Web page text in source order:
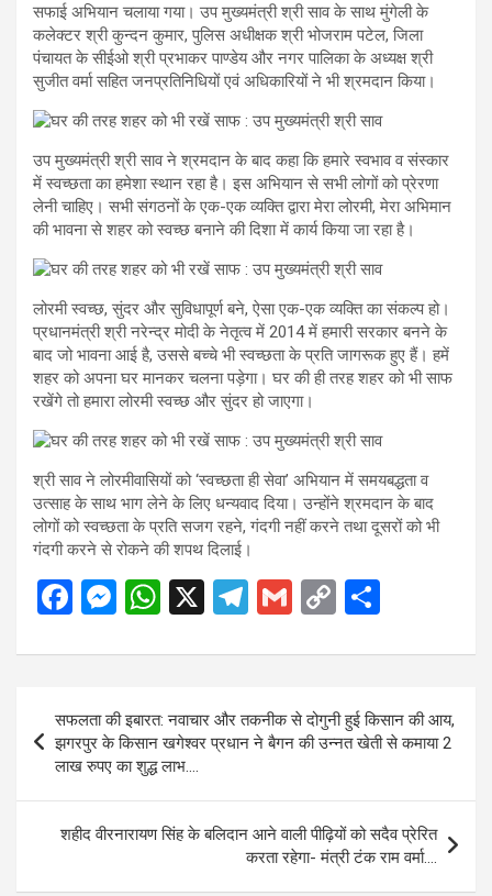
सफाई अभियान चलाया गया। उप मुख्यमंत्री श्री साव के साथ मुंगेली के
कलेक्टर श्री कुन्दन कुमार, पुलिस अधीक्षक श्री भोजराम पटेल, जिला
पंचायत के सीईओ श्री प्रभाकर पाण्डेय और नगर पालिका के अध्यक्ष श्री
सुजीत वर्मा सहित जनप्रतिनिधियों एवं अधिकारियों ने भी श्रमदान किया।
उप मुख्यमंत्री श्री साव ने श्रमदान के बाद कहा कि हमारे स्वभाव व संस्कार
में स्वच्छता का हमेशा स्थान रहा है। इस अभियान से सभी लोगों को प्रेरणा
लेनी चाहिए। सभी संगठनों के एक-एक व्यक्ति द्वारा मेरा लोरमी, मेरा अभिमान
की भावना से शहर को स्वच्छ बनाने की दिशा में कार्य किया जा रहा है।
लोरमी स्वच्छ, सुंदर और सुविधापूर्ण बने, ऐसा एक-एक व्यक्ति का संकल्प हो।
प्रधानमंत्री श्री नरेन्द्र मोदी के नेतृत्व में 2014 में हमारी सरकार बनने के
बाद जो भावना आई है, उससे बच्चे भी स्वच्छता के प्रति जागरूक हुए हैं। हमें
शहर को अपना घर मानकर चलना पड़ेगा। घर की ही तरह शहर को भी साफ
रखेंगे तो हमारा लोरमी स्वच्छ और सुंदर हो जाएगा।
श्री साव ने लोरमीवासियों को ‘स्वच्छता ही सेवा’ अभियान में समयबद्धता व
उत्साह के साथ भाग लेने के लिए धन्यवाद दिया। उन्होंने श्रमदान के बाद
लोगों को स्वच्छता के प्रति सजग रहने, गंदगी नहीं करने तथा दूसरों को भी
गंदगी करने से रोकने की शपथ दिलाई।
F
ce
o
o
k
M
se
n
g
er
W
at
A
p
p
X
T
e
gr
a
G
ail
C
py
Li
n
ar
navigation
सफलता की इबारत: नवाचार और तकनीक से दोगुनी हुई किसान की आय,
झगरपुर के किसान खगेश्वर प्रधान ने बैगन की उन्नत खेती से कमाया 2
लाख रुपए का शुद्ध लाभ….
शहीद वीरनारायण सिंह के बलिदान आने वाली पीढ़ियों को सदैव प्रेरित
करता रहेगा- मंत्री टंक राम वर्मा….